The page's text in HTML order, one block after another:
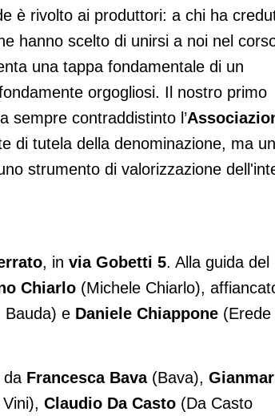
è rivolto ai produttori: a chi ha
hanno scelto di unirsi a noi nel
una tappa fondamentale di un
orgogliosi. Il nostro primo
sempre contraddistinto l’
di tutela della denominazione, ma un
strumento di valorizzazione
, in via Gobetti 5. Alla guida del
Chiarlo (Michele Chiarlo),
Bauda) e Daniele Chiappone (Erede
da Francesca Bava(Bava),
Claudio Da Casto (Da Casto